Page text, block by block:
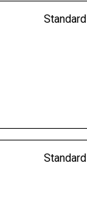
Standard
Standard